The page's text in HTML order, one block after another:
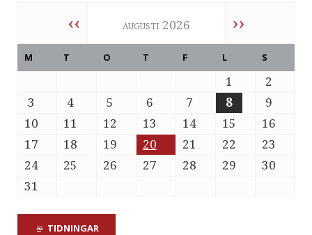
‹‹ augusti 2026 ››
M T O T F L S
1
2
3
4 5 6 7 8
9
10
11 12 13 14 15
16
17
18 19 20 21 22
23
24
25 26 27 28 29
30
31
TIDNINGAR